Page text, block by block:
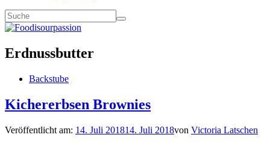
Erdnussbutter
Backstube
Kichererbsen Brownies
Veröffentlicht am: 14. Juli 201814. Juli 2018von Victoria Latschen